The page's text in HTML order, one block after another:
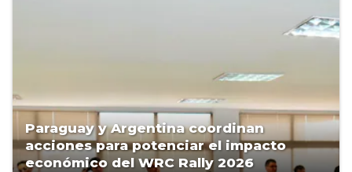
Paraguay y Argentina coordinan
acciones para potenciar el impacto
económico del WRC Rally 2026